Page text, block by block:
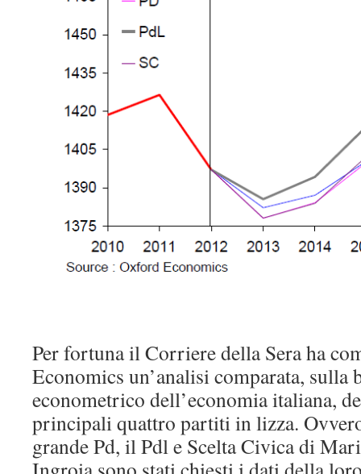
Per fortuna il Corriere della Sera ha
Economics un’analisi comparata, sulla
econometrico dell’economia italiana,
principali quattro partiti in lizza.
grande Pd, il Pdl e Scelta Civica di